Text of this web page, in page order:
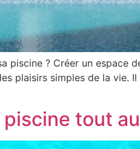
piscine ? Créer un espace
plaisirs simples de la vie.
tout au